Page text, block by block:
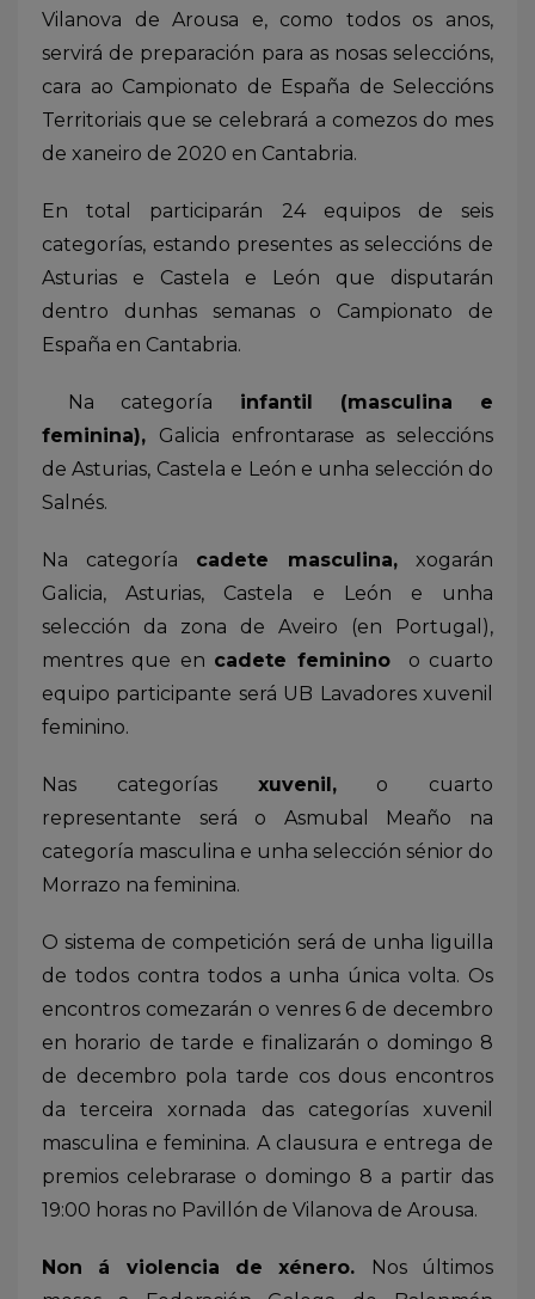
Vilanova de Arousa e, como todos os anos,
servirá de preparación para as nosas seleccións,
cara ao Campionato de España de Seleccións
Territoriais que se celebrará a comezos do mes
de xaneiro de 2020 en Cantabria.
En total participarán 24 equipos de seis
categorías, estando presentes as seleccións de
Asturias e Castela e León que disputarán
dentro dunhas semanas o Campionato de
España en Cantabria.
Na categoría infantil (masculina e
feminina), Galicia enfrontarase as seleccións
de Asturias, Castela e León e unha selección do
Salnés.
Na categoría cadete masculina, xogarán
Galicia, Asturias, Castela e León e unha
selección da zona de Aveiro (en Portugal),
mentres que en cadete femininoo cuarto
equipo participante será UB Lavadores xuvenil
feminino.
Nas categorías xuvenil,o cuarto
representante será o Asmubal Meaño na
categoría masculina e unha selección sénior do
Morrazo na feminina.
O sistema de competición será de unha liguilla
de todos contra todos a unha única volta. Os
encontros comezarán o venres 6 de decembro
en horario de tarde e finalizarán o domingo 8
de decembro pola tarde cos dous encontros
da terceira xornada das categorías xuvenil
masculina e feminina. A clausura e entrega de
premios celebrarase o domingo 8 a partir das
19:00 horas no Pavillón de Vilanova de Arousa.
Non á violencia de xénero.
Nos últimos